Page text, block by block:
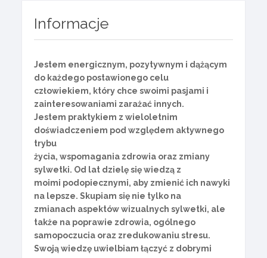
Informacje
Jestem energicznym, pozytywnym i dążącym
do każdego postawionego celu
człowiekiem, który chce swoimi pasjami i
zainteresowaniami zarażać innych.
Jestem praktykiem z wieloletnim
doświadczeniem pod względem aktywnego
trybu
życia, wspomagania zdrowia oraz zmiany
sylwetki. Od lat dzielę się wiedzą z
moimi podopiecznymi, aby zmienić ich nawyki
na lepsze. Skupiam się nie tylko na
zmianach aspektów wizualnych sylwetki, ale
także na poprawie zdrowia, ogólnego
samopoczucia oraz zredukowaniu stresu.
Swoją wiedzę uwielbiam łączyć z dobrymi